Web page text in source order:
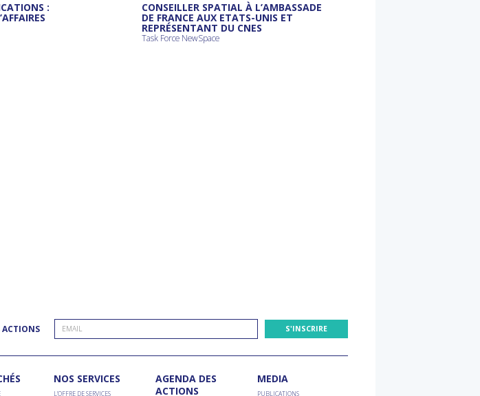
: CONSEILLER SPATIAL À L’AMBASSADE
DE FRANCE AUX ETATS-UNIS ET
REPRÉSENTANT DU CNES
Task Force NewSpace
ACTIONS
NOS SERVICES
L’OFFRE DE SERVICES
AGENDA DES
ACTIONS
MEDIA
PUBLICATIONS